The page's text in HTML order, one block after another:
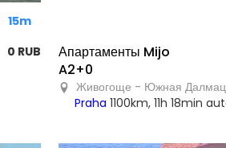
0 RUB
15m
Апартаменты Mijo
A2+0
Живогоще - Южная
Praha 1100km, 11h 18min